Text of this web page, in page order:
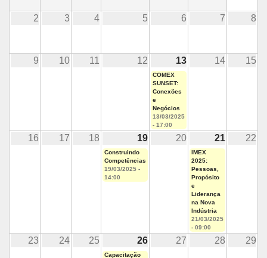
2 3 4 5 6 7 8
9 10 11 12 13 14 15
COMEX
SUNSET:
Conexões
e
Negócios
13/03/2025
- 17:00
16 17 18 19 20 21 22
Construindo
Competências
19/03/2025 -
14:00
IMEX
2025:
Pessoas,
Propósito
e
Liderança
na Nova
Indústria
21/03/2025
- 09:00
23 24 25 26 27 28 29
Capacitação